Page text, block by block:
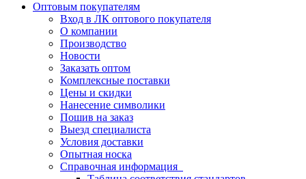
Оптовым покупателям
Вход в ЛК оптового покупателя
О компании
Производство
Новости
Заказать оптом
Комплексные поставки
Цены и скидки
Нанесение символики
Пошив на заказ
Выезд специалиста
Условия доставки
Опытная носка
Справочная информация